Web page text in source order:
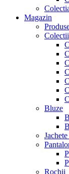
Magazin
Colectii
Bluze
Rochii